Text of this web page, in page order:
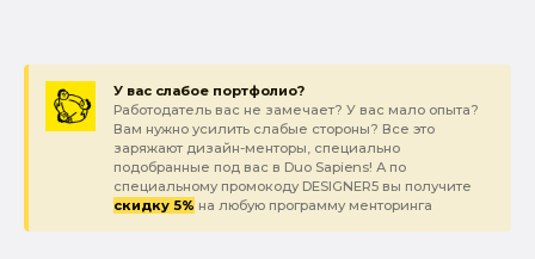
У вас слабое портфолио?
Работодатель вас не замечает? У вас мало опыта?
Вам нужно усилить слабые стороны? Все это
заряжают дизайн-менторы, специально
подобранные под вас в Duo Sapiens! А по
специальному промокоду DESIGNER5 вы получите
скидку 5% на любую программу менторинга